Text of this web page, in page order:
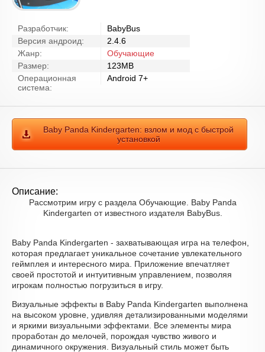
Разработчик:
BabyBus
Версия андроид:
2.4.6
Жанр:
Обучающие
Размер:
123MB
Операционная
система:
Android 7+
Baby Panda Kindergarten: взлом и мод с быстрой
установкой
Описание:
Рассмотрим игру с раздела Обучающие. Baby Panda
Kindergarten от известного издателя BabyBus.
Baby Panda Kindergarten - захватывающая игра на телефон,
которая предлагает уникальное сочетание увлекательного
геймплея и интересного мира. Приложение впечатляет
своей простотой и интуитивным управлением, позволяя
игрокам полностью погрузиться в игру.
Визуальные эффекты в Baby Panda Kindergarten выполнена
на высоком уровне, удивляя детализированными моделями
и яркими визуальными эффектами. Все элементы мира
проработан до мелочей, порождая чувство живого и
динамичного окружения. Визуальный стиль может быть